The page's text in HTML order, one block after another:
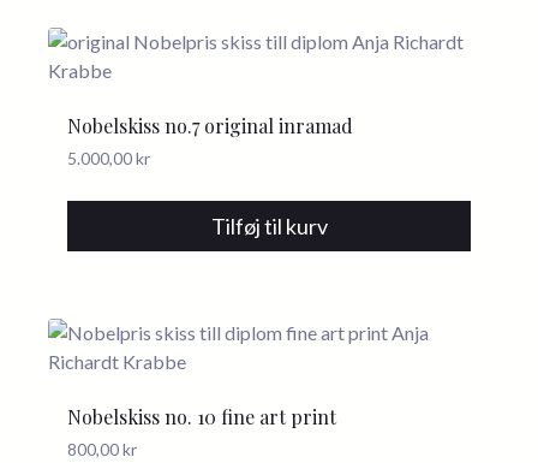
Nobelskiss no.7 original inramad
5.000,00kr
Tilføj til kurv
Nobelskiss no. 10 fine art print
800,00kr